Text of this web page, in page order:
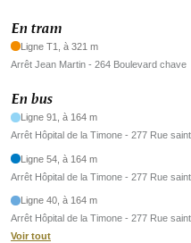
En tram
Ligne T1, à 321 m
Arrêt Jean Martin - 264 Boulevard chave
En bus
Ligne 91, à 164 m
Arrêt Hôpital de la Timone - 277 Rue
Ligne 54, à 164 m
Arrêt Hôpital de la Timone - 277 Rue
Ligne 40, à 164 m
Arrêt Hôpital de la Timone - 277 Rue
Voir tout